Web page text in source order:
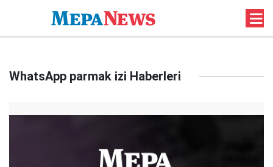
WhatsApp parmak izi Haberleri